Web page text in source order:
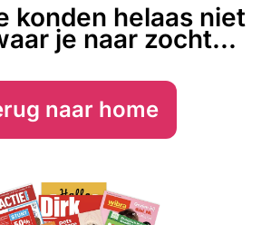
konden helaas niet
je naar zocht...
naar home